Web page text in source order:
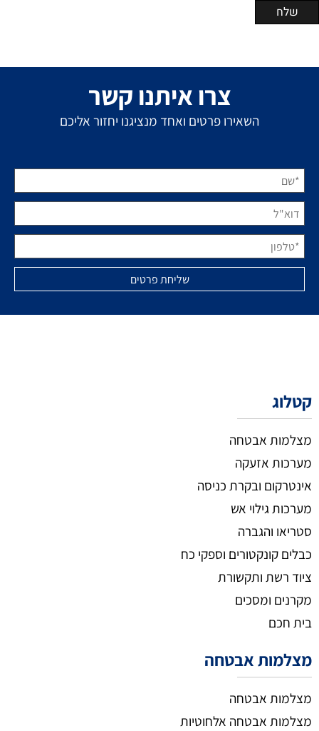
צרו איתנו קשר
השאירו פרטים ואחד מנציגנו יחזור אליכם
קטלוג
מצלמות אבטחה
מערכות אזעקה
אינטרקום ובקרת כניסה
מערכות גילוי אש
סטריאו והגברה
כבלים קונקטורים וספקי כח
ציוד רשת ותקשורת
מקרנים ומסכים
בית חכם
מצלמות אבטחה
מצלמות אבטחה
מצלמות אבטחה אלחוטיות